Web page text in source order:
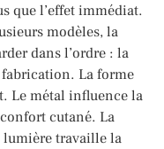
que l’effet immédiat.
modèles, la
dans l’ordre : la
La forme
Le métal influence la
cutané. La
travaille la